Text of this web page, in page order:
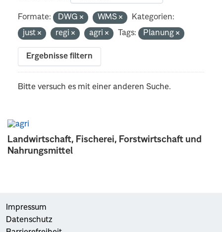
Landwirtschaft, Fischerei, Forstwirtschaft und
Nahrungsmittel
Formate: DWG WMS
Kategorien:
just
regi agri Tags: Planung
Ergebnisse filtern
Bitte versuch es mit einer anderen Suche.
Impressum
Datenschutz